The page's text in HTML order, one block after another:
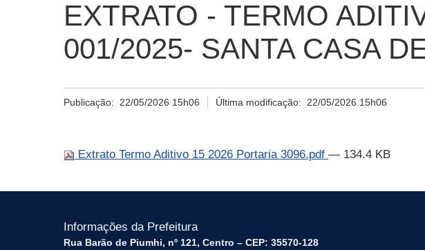
EXTRATO - TERMO
001/2025- SANTA CASA
Publicação: 22/05/2026 15h06 Última modificação: 22/05/2026 15h06
Extrato Termo Aditivo 15 2026 Portaria 3096.pdf — 134.4 KB
Informações da Prefeitura
Rua Barão de Piumhi, nº 121, Centro – CEP: 35570-128